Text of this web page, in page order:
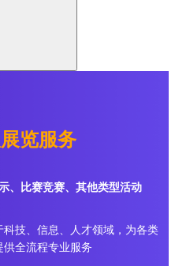
览服务
、比赛竞赛、其他类型活动
技、信息、人才领域，为各类
全流程专业服务